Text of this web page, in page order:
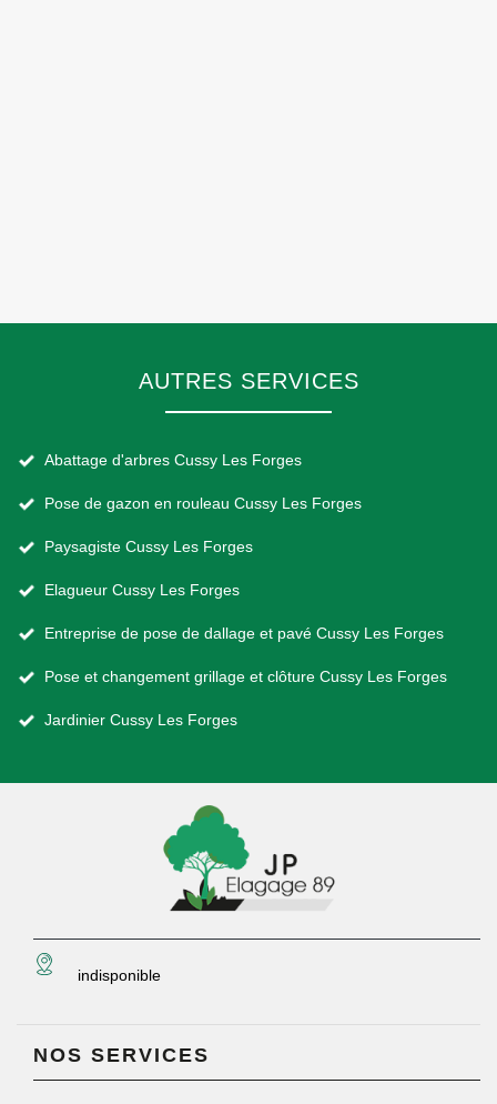
AUTRES SERVICES
Abattage d'arbres Cussy Les Forges
Pose de gazon en rouleau Cussy Les Forges
Paysagiste Cussy Les Forges
Elagueur Cussy Les Forges
Entreprise de pose de dallage et pavé Cussy Les Forges
Pose et changement grillage et clôture Cussy Les Forges
Jardinier Cussy Les Forges
indisponible
NOS SERVICES